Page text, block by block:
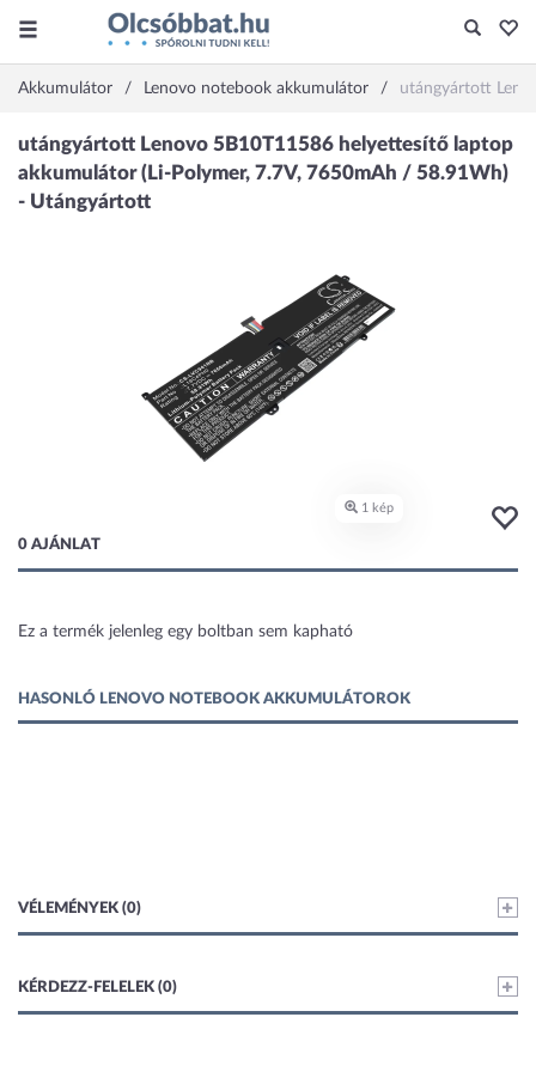
Akkumulátor Lenovo notebook akkumulátor utángyártott
0 AJÁNLAT
Ez a termék jelenleg egy boltban sem kapható
HASONLÓ LENOVO NOTEBOOK AKKUMULÁTOROK
VÉLEMÉNYEK (0)
KÉRDEZZ-FELELEK (0)